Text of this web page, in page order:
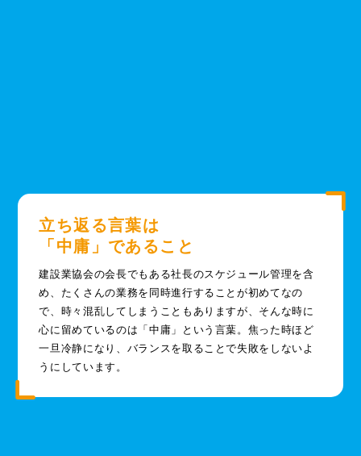
立ち返る言葉は
「中庸」であること
建設業協会の会長でもある社長のスケジュール管理を含
め、たくさんの業務を同時進行することが初めてなの
で、時々混乱してしまうこともありますが、そんな時に
心に留めているのは「中庸」という言葉。焦った時ほど
一旦冷静になり、バランスを取ることで失敗をしないよ
うにしています。